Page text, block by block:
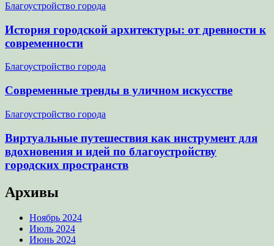
Благоустройство города
История городской архитектуры: от древности к
современности
Благоустройство города
Современные тренды в уличном искусстве
Благоустройство города
Виртуальные путешествия как инструмент для
вдохновения и идей по благоустройству
городских пространств
Архивы
Ноябрь 2024
Июль 2024
Июнь 2024